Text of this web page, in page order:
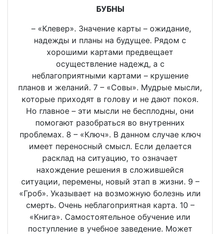
БУБНЫ
– «Клевер». Значение карты – ожидание,
надежды и планы на будущее. Рядом с
хорошими картами предвещает
осуществление надежд, а с
неблагоприятными картами – крушение
планов и желаний. 7 – «Совы». Мудрые мысли,
которые приходят в голову и не дают покоя.
Но главное – эти мысли не бесплодны, они
помогают разобраться во внутренних
проблемах. 8 – «Ключ». В данном случае ключ
имеет переносный смысл. Если делается
расклад на ситуацию, то означает
нахождение решения в сложившейся
ситуации, перемены, новый этап в жизни. 9 –
«Гроб». Указывает на возможную болезнь или
смерть. Очень неблагоприятная карта. 10 –
«Книга». Самостоятельное обучение или
поступление в учебное заведение. Может